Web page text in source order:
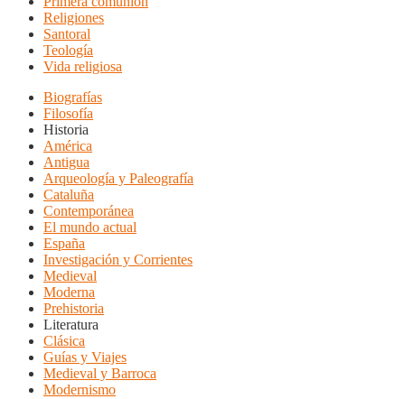
Religiones
Santoral
Teología
Vida religiosa
Biografías
Filosofía
Historia
América
Antigua
Arqueología y Paleografía
Cataluña
Contemporánea
El mundo actual
España
Investigación y Corrientes
Medieval
Moderna
Prehistoria
Literatura
Clásica
Guías y Viajes
Medieval y Barroca
Modernismo